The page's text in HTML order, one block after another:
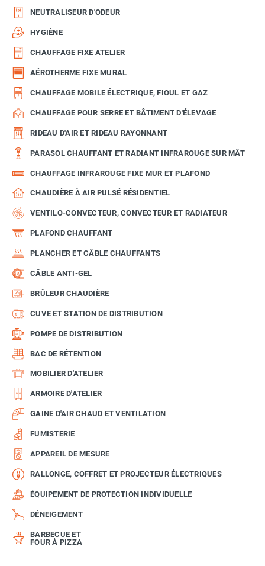
NEUTRALISEUR D'ODEUR
HYGIÈNE
CHAUFFAGE FIXE ATELIER
AÉROTHERME FIXE MURAL
CHAUFFAGE MOBILE ÉLECTRIQUE, FIOUL ET GAZ
CHAUFFAGE POUR SERRE ET BÂTIMENT D'ÉLEVAGE
RIDEAU D'AIR ET RIDEAU RAYONNANT
PARASOL CHAUFFANT ET RADIANT INFRAROUGE SUR MÂT
CHAUFFAGE INFRAROUGE FIXE MUR ET PLAFOND
CHAUDIÈRE À AIR PULSÉ RÉSIDENTIEL
VENTILO-CONVECTEUR, CONVECTEUR ET RADIATEUR
PLAFOND CHAUFFANT
PLANCHER ET CÂBLE CHAUFFANTS
CÂBLE ANTI-GEL
BRÛLEUR CHAUDIÈRE
CUVE ET STATION DE DISTRIBUTION
POMPE DE DISTRIBUTION
BAC DE RÉTENTION
MOBILIER D'ATELIER
ARMOIRE D'ATELIER
GAINE D'AIR CHAUD ET VENTILATION
FUMISTERIE
APPAREIL DE MESURE
RALLONGE, COFFRET ET PROJECTEUR ÉLECTRIQUES
ÉQUIPEMENT DE PROTECTION INDIVIDUELLE
DÉNEIGEMENT
BARBECUE ET
FOUR À PIZZA